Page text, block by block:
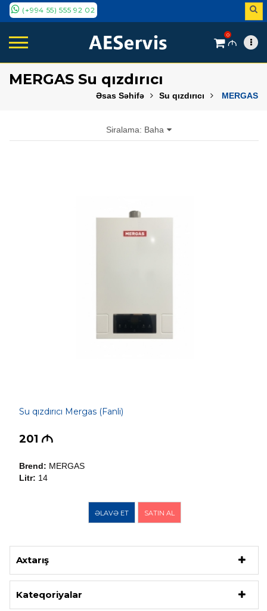
(+994 55) 555 92 02
0
M
MERGAS Su qızdırıcı
Əsas Səhifə Su qızdırıcı MERGAS
Siralama: Baha
Su qızdırıcı Mergas (Fanli)
201 M
Brend: MERGAS
Litr: 14
ƏLAVƏ ET SATIN AL
Axtarış
Kateqoriyalar